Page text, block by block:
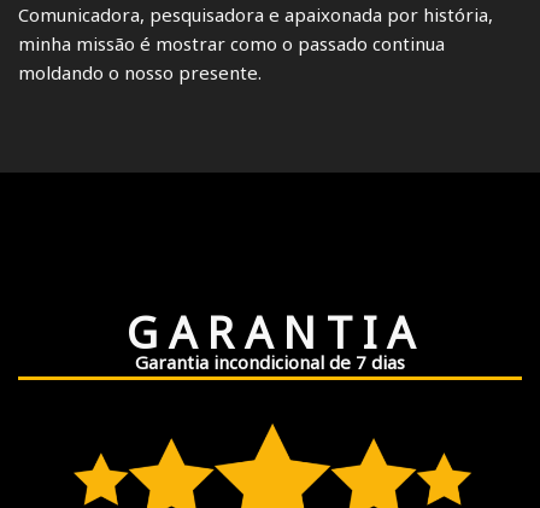
Comunicadora, pesquisadora e apaixonada por história,
minha missão é mostrar como o passado continua
moldando o nosso presente.
G A R A N T I A
Garantia incondicional de 7 dias